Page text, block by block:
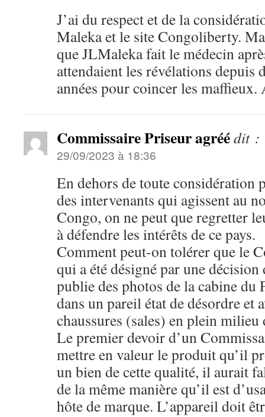
J’ai du respect et de la
Maleka et le site Congoliberty.
que JLMaleka fait le médecin
attendaient les révélations depuis
années pour coincer les
Commissaire Priseur agréédit :
29/09/2023 à 18:36
En dehors de toute considération
des intervenants qui agissent au
Congo, on ne peut que regretter
à défendre les intérêts de ce pays.
Comment peut-on tolérer que le
qui a été désigné par une
publie des photos de la cabine du
dans un pareil état de désordre et
chaussures (sales) en plein milieu
Le premier devoir d’un
mettre en valeur le produit qu’il
un bien de cette qualité, il aurait
de la même manière qu’il est
hôte de marque. L’appareil doit